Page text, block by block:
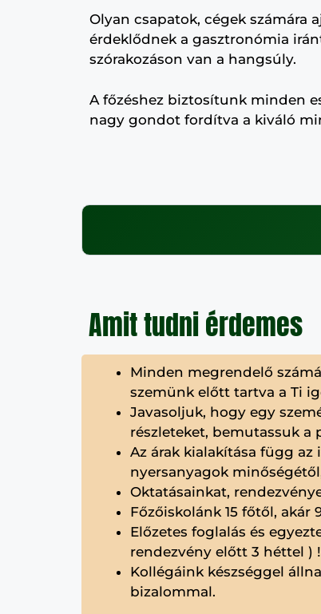
Olyan csapatok, cégek számára
érdeklődnek a gasztronómia
szórakozáson van a hangsúly.
A főzéshez biztosítunk minden
nagy gondot fordítva a kiváló
Amit tudni érdemes
Minden megrendelő
szemünk előtt tartva a Ti
Javasoljuk, hogy egy
részleteket, bemutassuk a
Az árak kialakítása függ
nyersanyagok
Oktatásainkat,
Főzőiskolánk 15 főtől,
Előzetes foglalás és
rendezvény előtt 3 héttel ) !
Kollégáink készséggel
bizalommal.